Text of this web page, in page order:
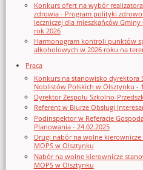
Konkurs ofert na wybór
zdrowia - Program polityki
leczniczej dla mieszkańców
rok 2026
Harmonogram kontroli punktów
alkoholowych w 2026 roku na
Praca
Konkurs na stanowisko dyrektora
Noblistów Polskich w Olsztynku -
Dyrektor Zespołu Szkolno-
Referent w Biurze Obsługi
Podinspektor w Referacie
Planowania - 24.02.2025
Drugi nabór na wolne
MOPS w Olsztynku
Nabór na wolne kierownicze
MOPS w Olsztynku